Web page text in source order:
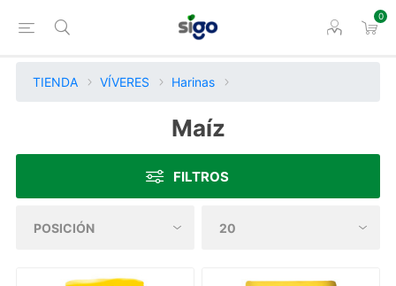
0
TIENDA VÍVERES Harinas
Maíz
FILTROS